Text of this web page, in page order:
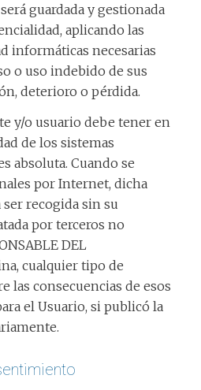
guardada y gestionada
aplicando las
informáticas necesarias
o uso indebido de sus
deterioro o pérdida.
y/o usuario debe tener en
de los sistemas
absoluta. Cuando se
por Internet, dicha
recogida sin su
por terceros no
DEL
cualquier tipo de
las consecuencias de esos
el Usuario, si publicó la